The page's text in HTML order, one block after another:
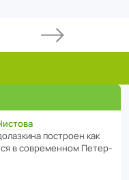
пост­роен как
в совре­менном Пете­р­